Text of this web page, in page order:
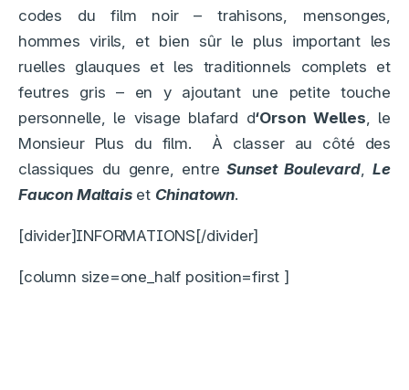
codes du film noir – trahisons, mensonges,
hommes virils, et bien sûr le plus important les
ruelles glauques et les traditionnels complets et
feutres gris – en y ajoutant une petite touche
personnelle, le visage blafard d‘Orson Welles , le
Monsieur Plus du film. À classer au côté des
classiques du genre, entre Sunset Boulevard,Le
Faucon Maltaiset Chinatown.
[divider]INFORMATIONS[/divider]
[column size=one_half position=first ]